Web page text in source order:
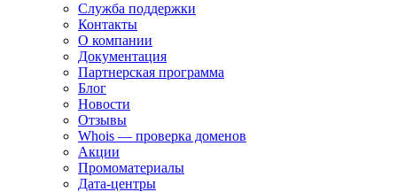
Служба поддержки
Контакты
О компании
Документация
Партнерская программа
Блог
Новости
Отзывы
Whois — проверка доменов
Акции
Промоматериалы
Дата-центры